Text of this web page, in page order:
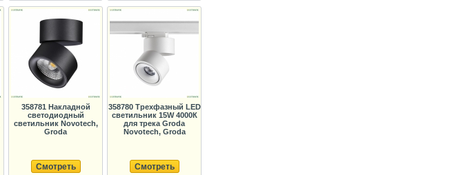
358781 Накладной
светодиодный
светильник Novotech,
Groda
Смотреть
358780 Трехфазный LED
светильник 15W 4000К
для трека Groda
Novotech, Groda
Смотреть